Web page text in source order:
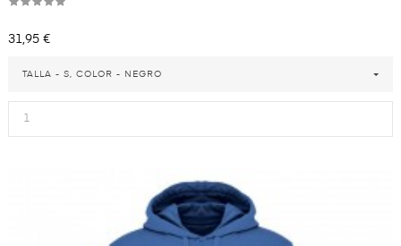
Precio
31,95 €
TALLA - S, COLOR - NEGRO